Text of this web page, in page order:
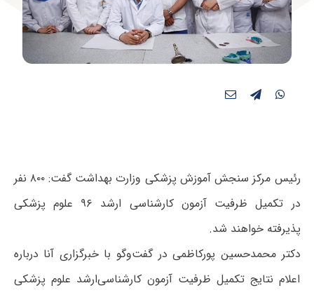
رئیس مرکز سنجش آموزش پزشکی وزارت بهداشت گفت: ۸۰۰ نفر
در تکمیل ظرفیت آزمون کارشناسی ارشد ۹۶ علوم پزشکی
پذیرفته خواهند شد.
دکتر محمدحسین پورکاظمی در گفت‌وگو با خبرگزاری آنا درباره
اعلام نتایج تکمیل ظرفیت آزمون‌ کارشناسی‌ارشد علوم پزشکی